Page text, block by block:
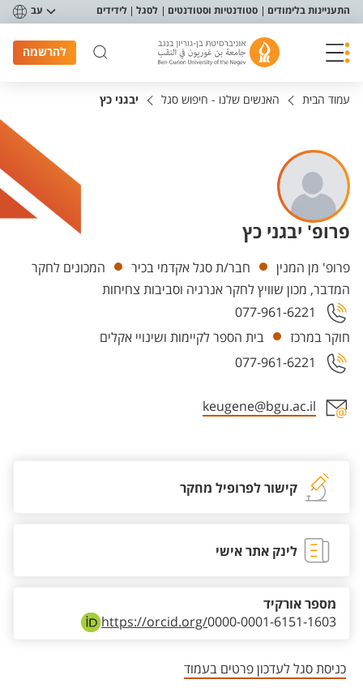
תפריט נגישות
התעניינות בלימודים סטודנטיות וסטודנטים לסגל לידידים עב
להרשמה
עמוד הבית האנשים שלנו - חיפוש סגל יבגני כץ
פרופ' יבגני כץ
יחידות
פרופ' מן המנין חבר/ת סגל אקדמי בכיר
המכונים לחקר
המדבר, מכון שוויץ לחקר אנרגיה וסביבות צחיחות
077-961-6221
חוקר במרכז
בית הספר לקיימות ושינויי אקלים
077-961-6221
keugene@bgu.ac.il
קישור לפרופיל מחקר
לינק אתר אישי
https://orcid.org/0000-0001-6151-1603
מספר אורקיד
כניסת סגל לעדכון פרטים בעמוד